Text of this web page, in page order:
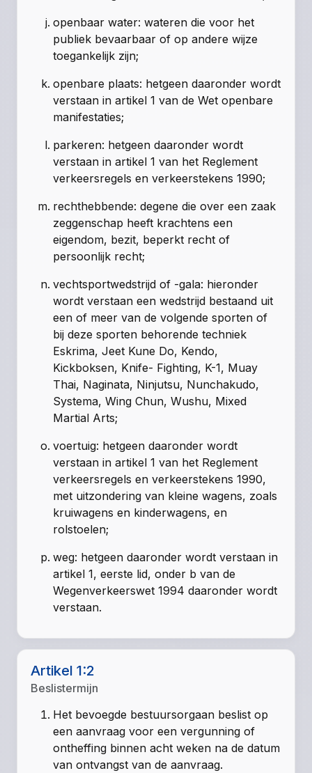
openbaar water: wateren die voor het
publiek bevaarbaar of op andere wijze
toegankelijk zijn;
openbare plaats: hetgeen daaronder wordt
verstaan in artikel 1 van de Wet openbare
manifestaties;
parkeren: hetgeen daaronder wordt
verstaan in artikel 1 van het Reglement
verkeersregels en verkeerstekens 1990;
rechthebbende: degene die over een zaak
zeggenschap heeft krachtens een
eigendom, bezit, beperkt recht of
persoonlijk recht;
vechtsportwedstrijd of -gala: hieronder
wordt verstaan een wedstrijd bestaand uit
een of meer van de volgende sporten of
bij deze sporten behorende techniek
Eskrima, Jeet Kune Do, Kendo,
Kickboksen, Knife- Fighting, K-1, Muay
Thai, Naginata, Ninjutsu, Nunchakudo,
Systema, Wing Chun, Wushu, Mixed
Martial Arts;
voertuig: hetgeen daaronder wordt
verstaan in artikel 1 van het Reglement
verkeersregels en verkeerstekens 1990,
met uitzondering van kleine wagens, zoals
kruiwagens en kinderwagens, en
rolstoelen;
weg: hetgeen daaronder wordt verstaan in
artikel 1, eerste lid, onder b van de
Wegenverkeerswet 1994 daaronder wordt
verstaan.
Artikel 1:2
Beslistermijn
Het bevoegde bestuursorgaan beslist op
een aanvraag voor een vergunning of
ontheffing binnen acht weken na de datum
van ontvangst van de aanvraag.